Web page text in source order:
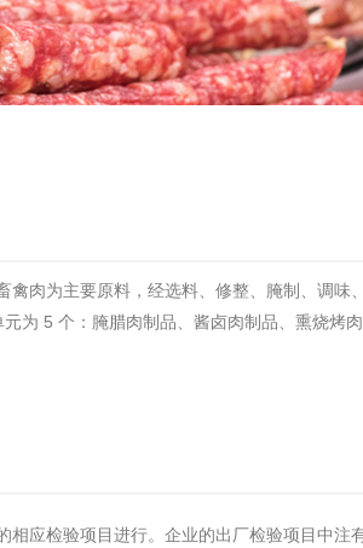
矿山资源调查
环境风险评价
在线咨询
决方案。
消毒检
空气净
肉为主要原料，经选料、修整、腌制、调味
为 5 个：腌腊肉制品、酱卤肉制品、熏烧烤
应检验项目进行。企业的出厂检验项目中注有